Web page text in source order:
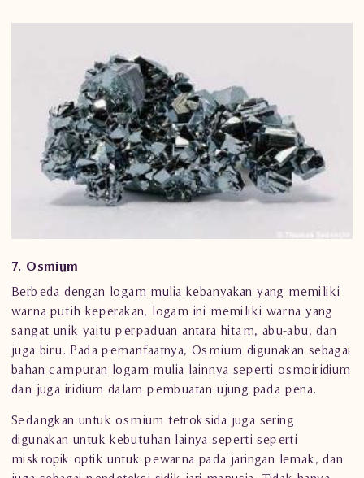
7. Osmium
Berbeda dengan logam mulia kebanyakan yang memiliki
warna putih keperakan, logam ini memiliki warna yang
sangat unik yaitu perpaduan antara hitam, abu-abu, dan
juga biru. Pada pemanfaatnya, Osmium digunakan sebagai
bahan campuran logam mulia lainnya seperti osmoiridium
dan juga iridium dalam pembuatan ujung pada pena.
Sedangkan untuk osmium tetroksida juga sering
digunakan untuk kebutuhan lainya seperti seperti
miskropik optik untuk pewarna pada jaringan lemak, dan